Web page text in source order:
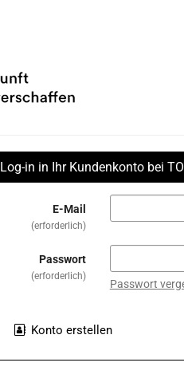
Log-in in Ihr Kundenkonto bei
E-Mail
erforderlich
Passwort
erforderlich
Passwort
Konto erstellen